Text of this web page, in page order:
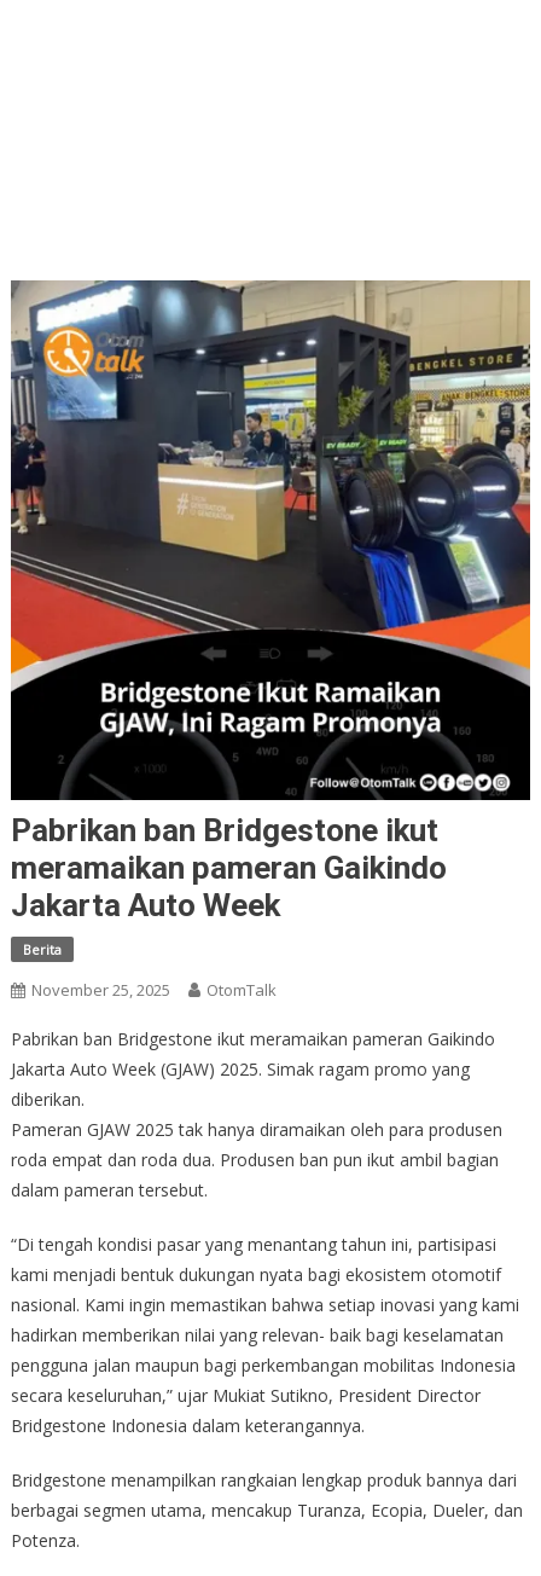
Pabrikan ban Bridgestone ikut
meramaikan pameran Gaikindo
Jakarta Auto Week
Berita
November 25, 2025 OtomTalk
Pabrikan ban Bridgestone ikut meramaikan pameran Gaikindo
Jakarta Auto Week (GJAW) 2025. Simak ragam promo yang
diberikan.
Pameran GJAW 2025 tak hanya diramaikan oleh para produsen
roda empat dan roda dua. Produsen ban pun ikut ambil bagian
dalam pameran tersebut.
“Di tengah kondisi pasar yang menantang tahun ini, partisipasi
kami menjadi bentuk dukungan nyata bagi ekosistem otomotif
nasional. Kami ingin memastikan bahwa setiap inovasi yang kami
hadirkan memberikan nilai yang relevan- baik bagi keselamatan
pengguna jalan maupun bagi perkembangan mobilitas Indonesia
secara keseluruhan,” ujar Mukiat Sutikno, President Director
Bridgestone Indonesia dalam keterangannya.
Bridgestone menampilkan rangkaian lengkap produk bannya dari
berbagai segmen utama, mencakup Turanza, Ecopia, Dueler, dan
Potenza.